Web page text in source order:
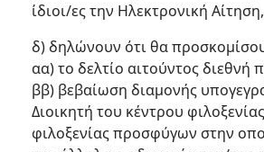
ίδιοι/ες την Ηλεκτρονική Αίτηση,
δ) δηλώνουν ότι θα
αα) το δελτίο αιτούντος διεθνή
ββ) βεβαίωση διαμονής
Διοικητή του κέντρου
φιλοξενίας προσφύγων στην